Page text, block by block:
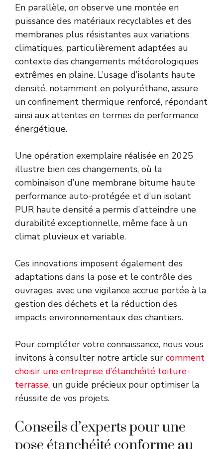
En parallèle, on observe une montée en
puissance des matériaux recyclables et des
membranes plus résistantes aux variations
climatiques, particulièrement adaptées au
contexte des changements météorologiques
extrêmes en plaine. L’usage d’isolants haute
densité, notamment en polyuréthane, assure
un confinement thermique renforcé, répondant
ainsi aux attentes en termes de performance
énergétique.
Une opération exemplaire réalisée en 2025
illustre bien ces changements, où la
combinaison d’une membrane bitume haute
performance auto-protégée et d’un isolant
PUR haute densité a permis d’atteindre une
durabilité exceptionnelle, même face à un
climat pluvieux et variable.
Ces innovations imposent également des
adaptations dans la pose et le contrôle des
ouvrages, avec une vigilance accrue portée à la
gestion des déchets et la réduction des
impacts environnementaux des chantiers.
Pour compléter votre connaissance, nous vous
invitons à consulter notre article sur comment
choisir une entreprise d’étanchéité toiture-
terrasse, un guide précieux pour optimiser la
réussite de vos projets.
Conseils d’experts pour une
pose étanchéité conforme au